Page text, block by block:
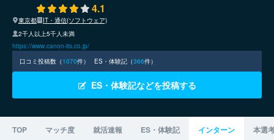
4.1
東京都
IT・通信(ソフトウェア)
2千人以上5千人未満
https://www.canon-its.co.jp/
口コミ投稿数（1070件） ES・体験記（366件）
ES・体験記などを投稿する
TOP マッチ度 就活速報 ES・体験記 インターン 本選